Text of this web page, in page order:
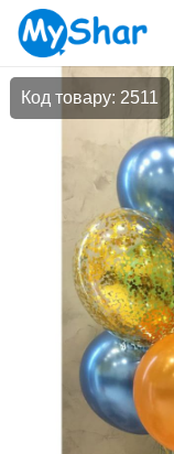
Код товару: 2511